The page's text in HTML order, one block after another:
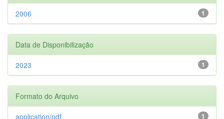
1
2006
Data de Disponibilização
1
2023
Formato do Arquivo
1
application/pdf